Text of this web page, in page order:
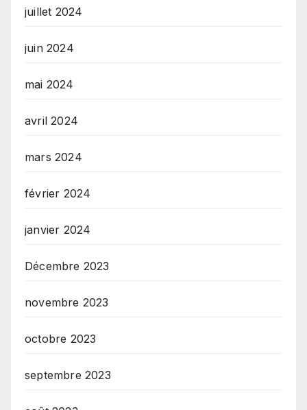
juillet 2024
juin 2024
mai 2024
avril 2024
mars 2024
février 2024
janvier 2024
Décembre 2023
novembre 2023
octobre 2023
septembre 2023